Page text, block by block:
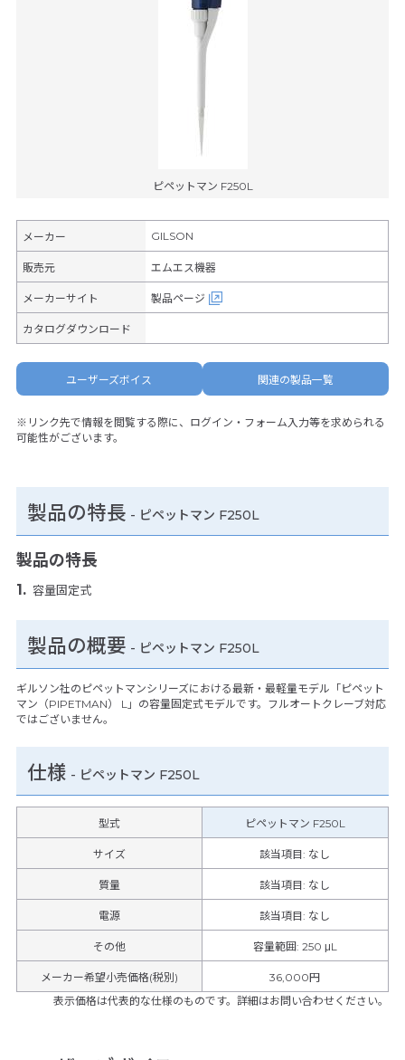
ピペットマン F250L
メーカー GILSON
販売元 エムエス機器
メーカーサイト 製品ページ
カタログダウンロード
ユーザーズボイス 関連の製品一覧
※リンク先で情報を閲覧する際に、ログイン・フォーム入力等を求められる
可能性がございます。
製品の特長 - ピペットマン F250L
製品の特長
容量固定式
製品の概要 - ピペットマン F250L
ギルソン社のピペットマンシリーズにおける最新・最軽量モデル「ピペット
マン（PIPETMAN） L」の容量固定式モデルです。フルオートクレーブ対応
ではございません。
仕様 - ピペットマン F250L
型式 ピペットマン F250L
サイズ 該当項目: なし
質量 該当項目: なし
電源 該当項目: なし
その他 容量範囲: 250 μL
メーカー希望小売価格(税別)
36,000円
表示価格は代表的な仕様のものです。詳細はお問い合わせください。